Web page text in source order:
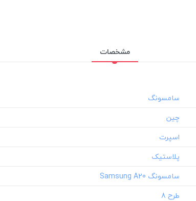
مشخصات